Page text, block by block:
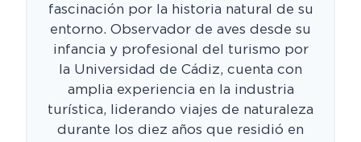
fascinación por la historia natural de su
entorno. Observador de aves desde su
infancia y profesional del turismo por
la Universidad de Cádiz, cuenta con
amplia experiencia en la industria
turística, liderando viajes de naturaleza
durante los diez años que residió en